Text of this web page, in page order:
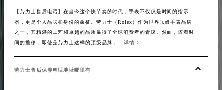
【劳力士售后电话】在当今这个快节奏的时代，手表不仅仅是时间的指示
器，更是个人品味和身份的象征。劳力士（Rolex）作为世界顶级手表品牌
之一，其精湛的工艺和卓越的品质赢得了全球消费者的青睐。然而，随着时
间的推移，即使是劳力士这样的顶级品牌，... 详情 >
劳力士售后保养电话地址哪里有